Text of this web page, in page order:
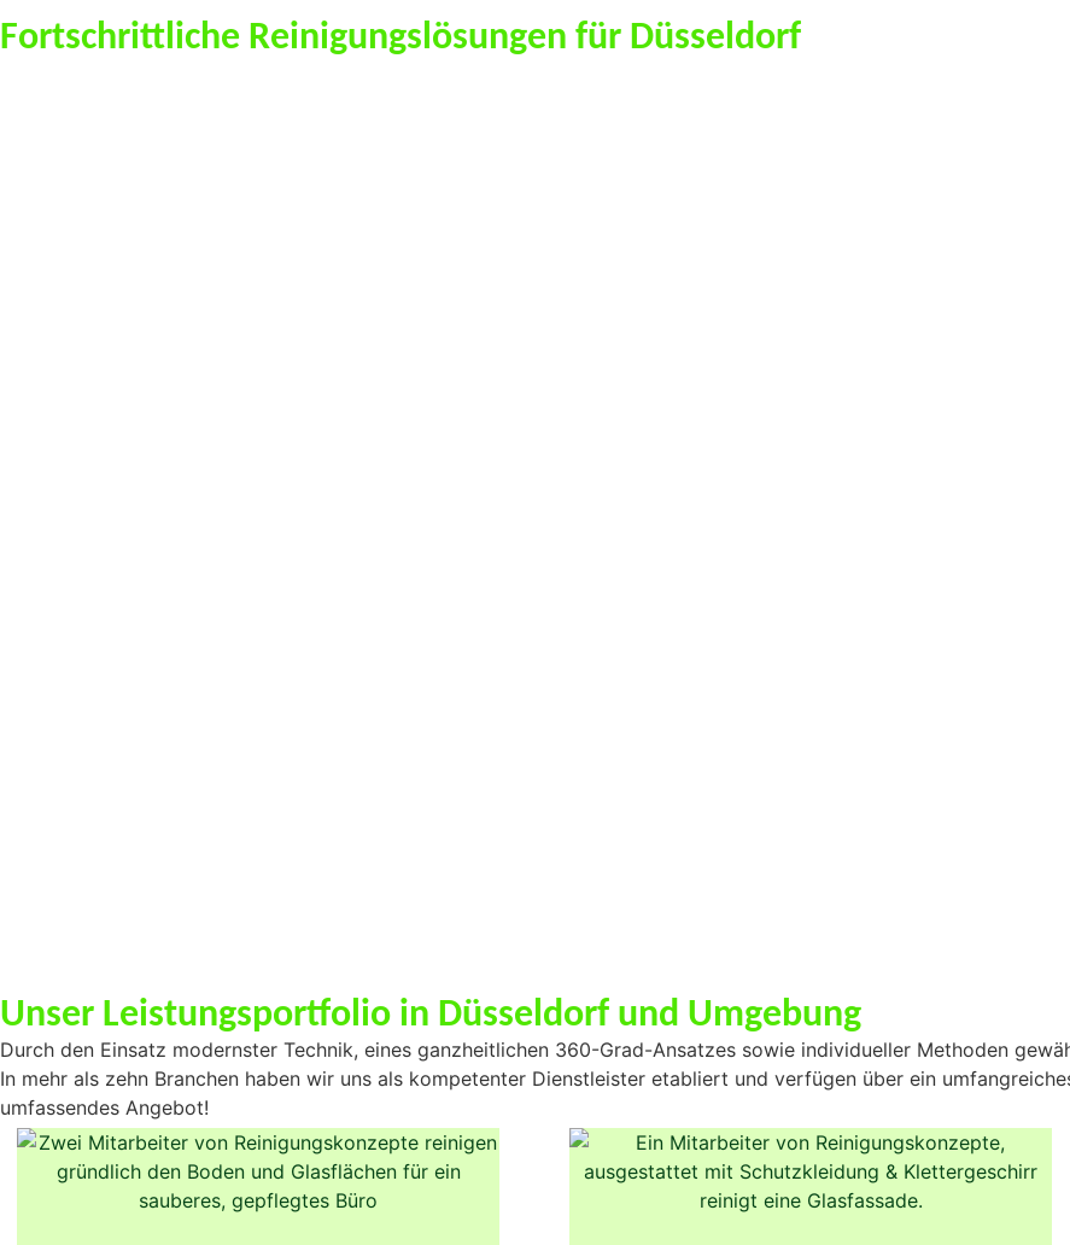
Fortschrittliche Reinigungslösungen für Düsseldorf
Unser Leistungsportfolio in Düsseldorf und Umgebung
Durch den Einsatz modernster Technik, eines ganzheitlichen 360-Grad-Ansatzes sowie individueller Methoden
In mehr als zehn Branchen haben wir uns als kompetenter Dienstleister etabliert und verfügen über ein
umfassendes Angebot!